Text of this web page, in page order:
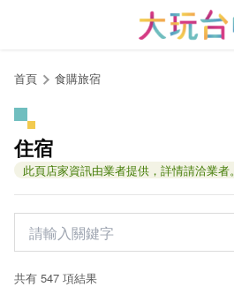
首頁 食購旅宿
住宿
此頁店家資訊由業者提供，詳情請洽業者。
共有 547 項結果